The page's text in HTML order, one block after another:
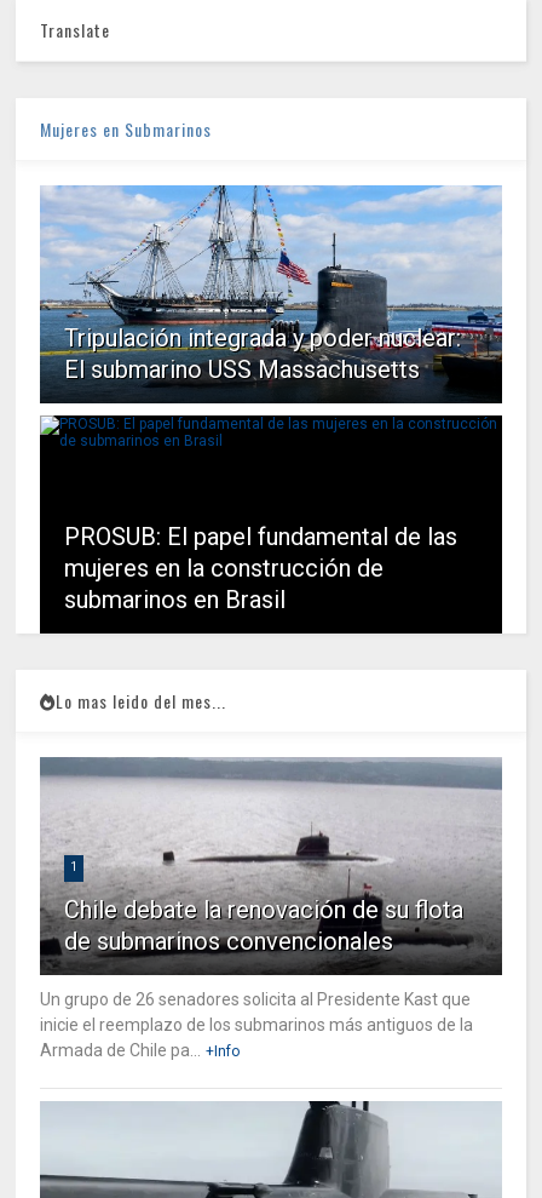
Translate
Mujeres en Submarinos
Tripulación integrada y poder nuclear:
El submarino USS Massachusetts
PROSUB: El papel fundamental de las
mujeres en la construcción de
submarinos en Brasil
Lo mas leido del mes...
1
Chile debate la renovación de su flota
de submarinos convencionales
Un grupo de 26 senadores solicita al Presidente Kast que
inicie el reemplazo de los submarinos más antiguos de la
Armada de Chile pa...
+Info